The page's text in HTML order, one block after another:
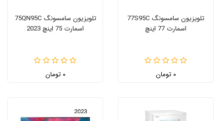
تلویزیون سامسونگ 77S95C
اسمارت 77 اینچ
۰ تومان
تلویزیون سامسونگ 75QN95C
اسمارت 75 اینچ 2023
۰ تومان